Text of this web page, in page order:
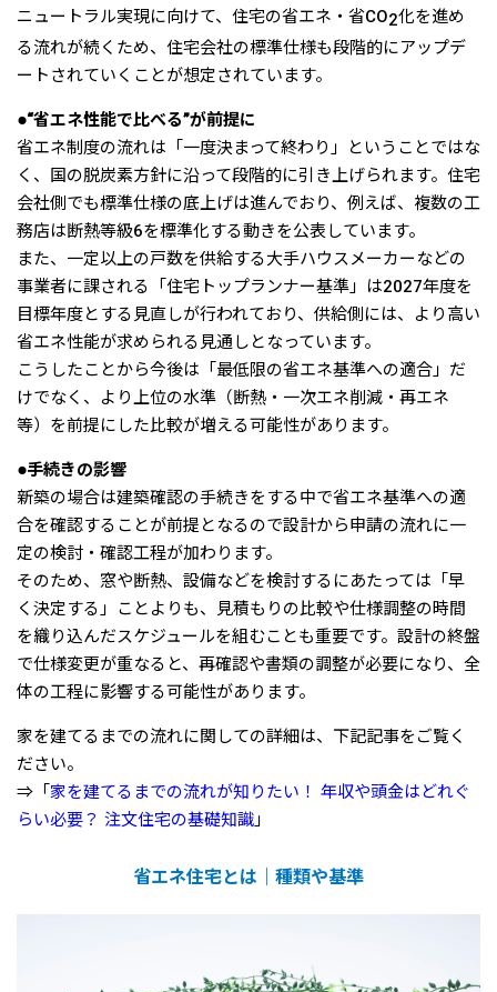
ニュートラル実現に向けて、住宅の省エネ・省CO2化を進め
る流れが続くため、住宅会社の標準仕様も段階的にアップデ
ートされていくことが想定されています。
●“省エネ性能で比べる”が前提に
省エネ制度の流れは「一度決まって終わり」ということではな
く、国の脱炭素方針に沿って段階的に引き上げられます。住宅
会社側でも標準仕様の底上げは進んでおり、例えば、複数の工
務店は断熱等級6を標準化する動きを公表しています。
また、一定以上の戸数を供給する大手ハウスメーカーなどの
事業者に課される「住宅トップランナー基準」は2027年度を
目標年度とする見直しが行われており、供給側には、より高い
省エネ性能が求められる見通しとなっています。
こうしたことから今後は「最低限の省エネ基準への適合」だ
けでなく、より上位の水準（断熱・一次エネ削減・再エネ
等）を前提にした比較が増える可能性があります。
●手続きの影響
新築の場合は建築確認の手続きをする中で省エネ基準への適
合を確認することが前提となるので設計から申請の流れに一
定の検討・確認工程が加わります。
そのため、窓や断熱、設備などを検討するにあたっては「早
く決定する」ことよりも、見積もりの比較や仕様調整の時間
を織り込んだスケジュールを組むことも重要です。設計の終盤
で仕様変更が重なると、再確認や書類の調整が必要になり、全
体の工程に影響する可能性があります。
家を建てるまでの流れに関しての詳細は、下記記事をご覧く
ださい。
⇒「 家を建てるまでの流れが知りたい！ 年収や頭金はどれぐ
らい必要？ 注文住宅の基礎知識 」
省エネ住宅とは｜種類や基準